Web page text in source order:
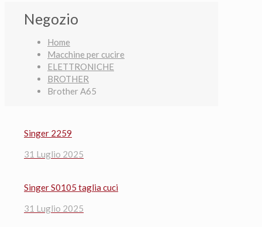
Negozio
Home
Macchine per cucire
ELETTRONICHE
BROTHER
Brother A65
Singer 2259
31 Luglio 2025
Singer S0105 taglia cuci
31 Luglio 2025